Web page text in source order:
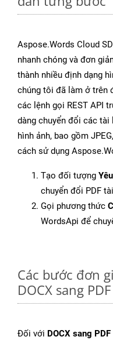
Aspose.Words Cloud
nhanh chóng và đơn
thành nhiều định dạng
chúng tôi đã làm ở trên
các lệnh gọi REST API
dàng chuyển đổi các tài
hình ảnh, bao gồm
cách sử dụng
Tạo đối tượng
chuyển đổi PDF
Gọi phương thức
WordsApi để
Các bước đơn
DOCX sang
Đối với DOCX sang PDF